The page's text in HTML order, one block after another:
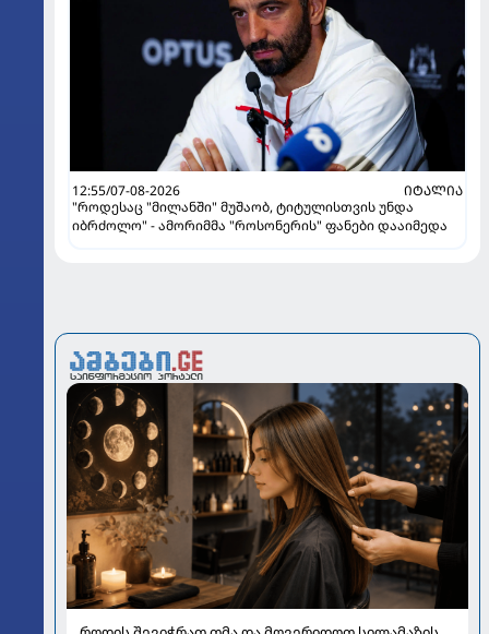
12:55/07-08-2026
ᲘᲢᲐᲚᲘᲐ
"როდესაც "მილანში" მუშაობ, ტიტულისთვის უნდა
იბრძოლო" - ამორიმმა "როსონერის" ფანები დააიმედა